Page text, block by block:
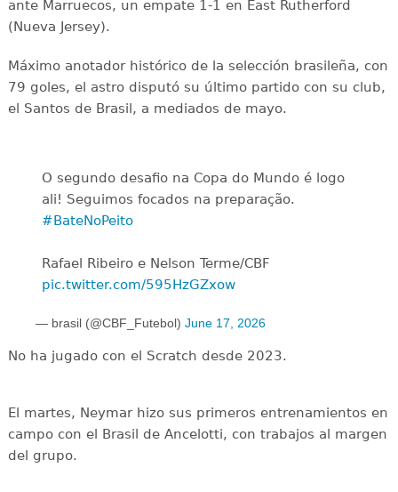
ante Marruecos, un empate 1-1 en East Rutherford
(Nueva Jersey).
Máximo anotador histórico de la selección brasileña, con
79 goles, el astro disputó su último partido con su club,
el Santos de Brasil, a mediados de mayo.
O segundo desafio na Copa do Mundo é logo
ali! Seguimos focados na preparação.
#BateNoPeito
Rafael Ribeiro e Nelson Terme/CBF
pic.twitter.com/595HzGZxow
— brasil (@CBF_Futebol) June 17, 2026
No ha jugado con el Scratch desde 2023.
El martes, Neymar hizo sus primeros entrenamientos en
campo con el Brasil de Ancelotti, con trabajos al margen
del grupo.